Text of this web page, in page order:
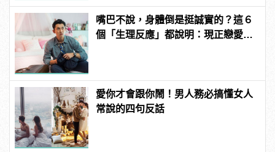
嘴巴不說，身體倒是挺誠實的？這６
個「生理反應」都說明：現正戀愛
愛你才會跟你鬧！男人務必搞懂女人
常說的四句反話